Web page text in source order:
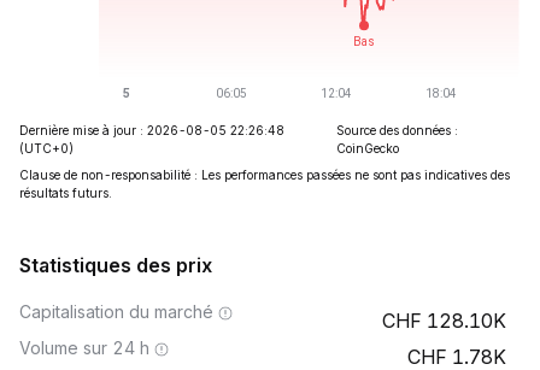
Dernière mise à jour : 2026-08-05 22:26:48
(UTC+0)
Source des données :
CoinGecko
Clause de non-responsabilité : Les performances passées ne sont pas indicatives des
résultats futurs.
Statistiques des prix
Capitalisation du marché 128.10K
Volume sur 24 h 1.78K